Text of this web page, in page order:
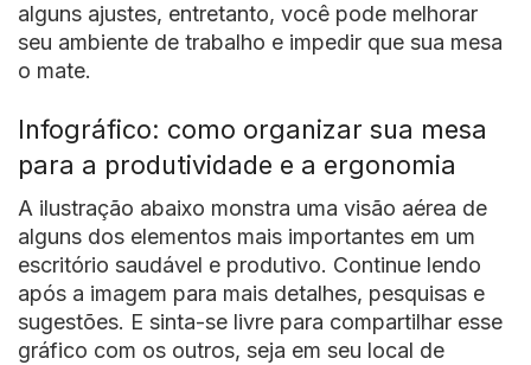
alguns ajustes, entretanto, você pode melhorar
seu ambiente de trabalho e impedir que sua mesa
o mate.
Infográfico: como organizar sua mesa
para a produtividade e a ergonomia
A ilustração abaixo monstra uma visão aérea de
alguns dos elementos mais importantes em um
escritório saudável e produtivo. Continue lendo
após a imagem para mais detalhes, pesquisas e
sugestões. E sinta-se livre para compartilhar esse
gráfico com os outros, seja em seu local de